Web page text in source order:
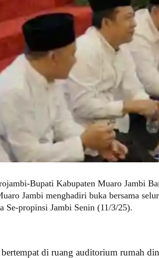
Bupati Kabupaten Muaro Jambi
Jambi menghadiri buka bersama
Se-propinsi Jambi Senin (11/3/25).
bertempat di ruang auditorium rumah